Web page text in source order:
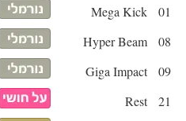
01
Mega Kick
08
Hyper Beam
09
Giga Impact
21
Rest